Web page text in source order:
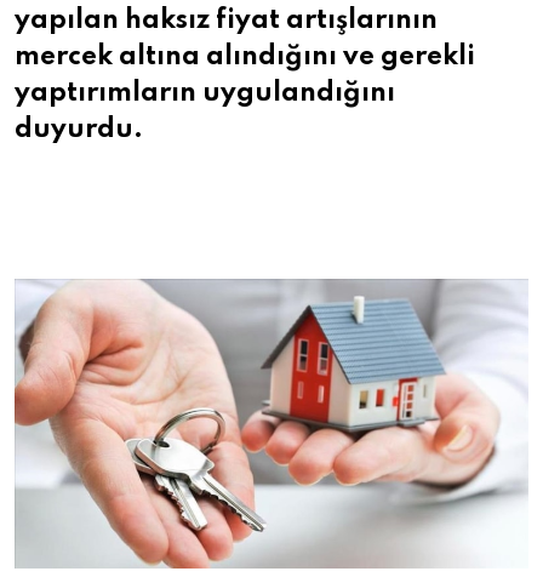
yapılan haksız fiyat artışlarının
mercek altına alındığını ve gerekli
yaptırımların uygulandığını
duyurdu.